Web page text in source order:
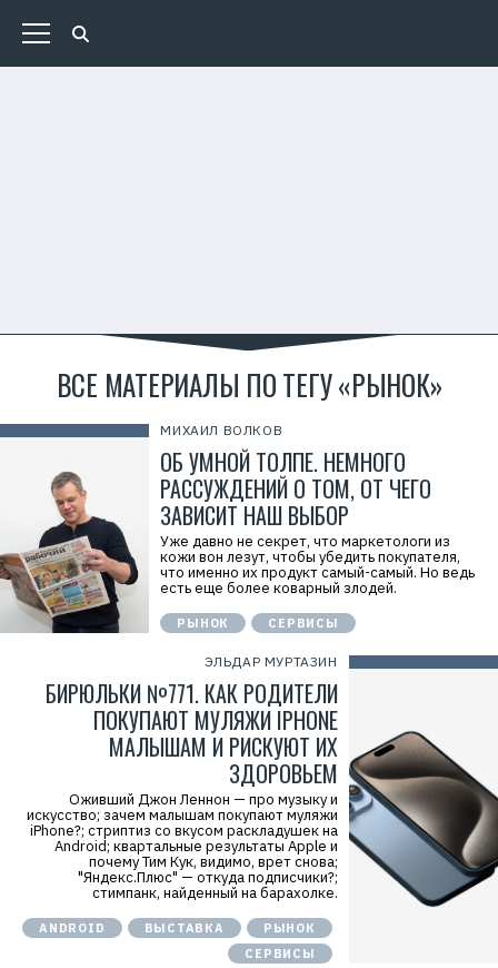
ВСЕ МАТЕРИАЛЫ ПО ТЕГУ «РЫНОК»
МИХАИЛ ВОЛКОВ
ОБ УМНОЙ ТОЛПЕ. НЕМНОГО
РАССУЖДЕНИЙ О ТОМ, ОТ ЧЕГО
ЗАВИСИТ НАШ ВЫБОР
Уже давно не секрет, что маркетологи из
кожи вон лезут, чтобы убедить покупателя,
что именно их продукт самый-самый. Но ведь
есть еще более коварный злодей.
РЫНОК СЕРВИСЫ
ЭЛЬДАР МУРТАЗИН
БИРЮЛЬКИ №771. КАК РОДИТЕЛИ
ПОКУПАЮТ МУЛЯЖИ IPHONE
МАЛЫШАМ И РИСКУЮТ ИХ
ЗДОРОВЬЕМ
Оживший Джон Леннон — про музыку и
искусство; зачем малышам покупают муляжи
iPhone?; стриптиз со вкусом раскладушек на
Android; квартальные результаты Apple и
почему Тим Кук, видимо, врет снова;
"Яндекс.Плюс" — откуда подписчики?;
стимпанк, найденный на барахолке.
ANDROID ВЫСТАВКА
РЫНОК
СЕРВИСЫ